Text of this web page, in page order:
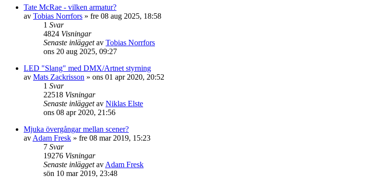
Tate McRae - vilken armatur?
av Tobias Norrfors » fre 08 aug 2025, 18:58
1 Svar
4824 Visningar
Senaste inläggetav Tobias Norrfors
ons 20 aug 2025, 09:27
LED "Slang" med DMX/Artnet styrning
av Mats Zackrisson » ons 01 apr 2020, 20:52
1 Svar
22518 Visningar
Senaste inläggetav Niklas Elste
ons 08 apr 2020, 21:56
Mjuka övergångar mellan scener?
av Adam Fresk » fre 08 mar 2019, 15:23
7 Svar
19276 Visningar
Senaste inläggetav Adam Fresk
sön 10 mar 2019, 23:48